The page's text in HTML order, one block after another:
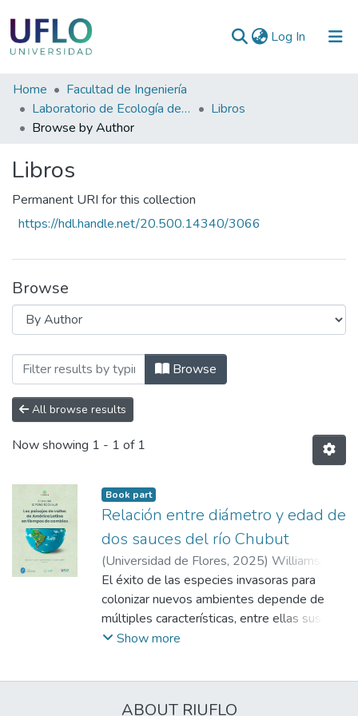
Log In (current)
Communities
&
Collections
All of RIUFLO
Home
Facultad de Ingeniería
Laboratorio de Ecología de Bordes
Libros
Browse by Author
Libros
Permanent URI for this collection
https://hdl.handle.net/20.500.14340/3066
Browse
Browsing Libros by Author "Amoroso,
Browse
All browse results
Now showing 1 - 1 of 1
Book part
Relación entre diámetro y edad de
dos sauces del río Chubut
(Universidad de Flores, 2025) Williams,
Agustín ;Orellana, Ivonne;Bucci, Sandra
Amoroso, Mariano
El éxito de las especies invasoras para
colonizar nuevos ambientes depende de
múltiples características, entre ellas sus
elevadas tasas de crecimiento y
Show more
ABOUT RIUFLO